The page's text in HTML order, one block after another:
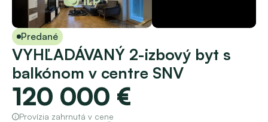
Predané
VYHĽADÁVANÝ 2-izbový byt s
balkónom v centre SNV
120 000 €
Provízia zahrnutá v cene